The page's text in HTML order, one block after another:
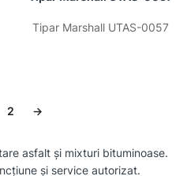
Tipar Marshall UTAS-0057
2 →
asfalt și mixturi bituminoase.
și service autorizat.